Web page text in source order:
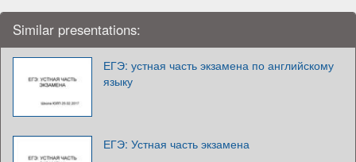
Similar presentations:
ЕГЭ: устная часть экзамена по английскому
языку
ЕГЭ: Устная часть экзамена